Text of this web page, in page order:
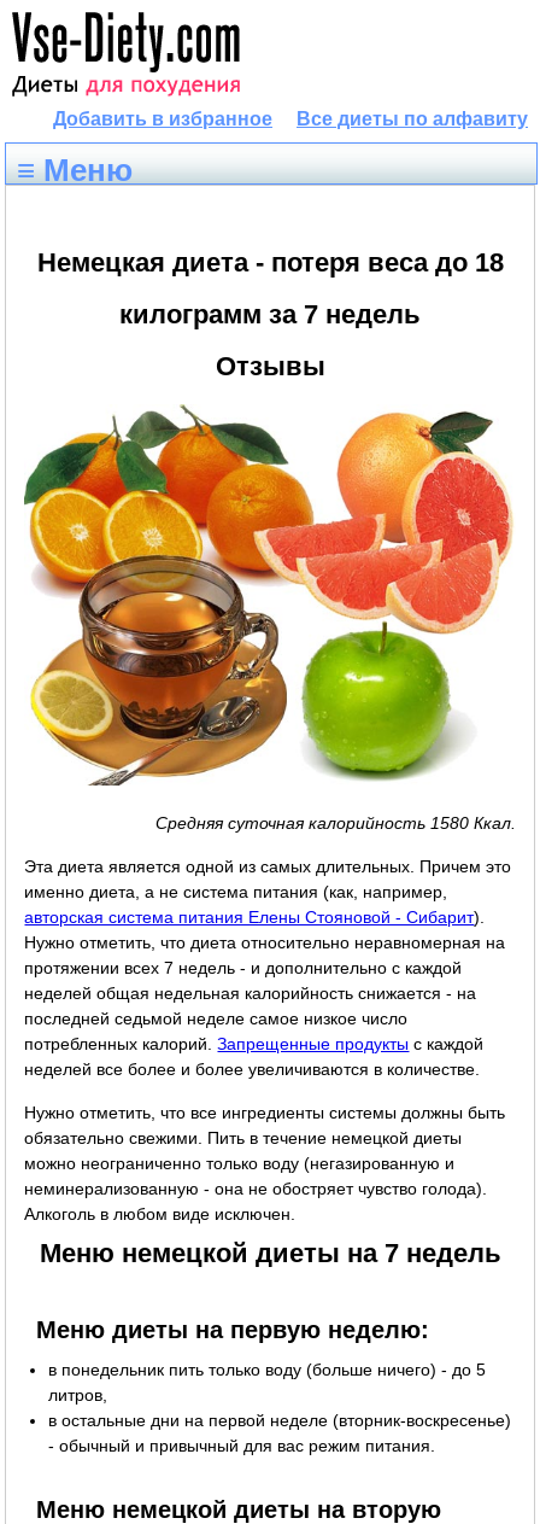
Все диеты по алфавиту
Добавить в избранное
≡ Меню
Немецкая диета - потеря веса до 18
килограмм за 7 недель
Отзывы
Средняя суточная калорийность 1580 Ккал.
Эта диета является одной из самых длительных. Причем это
именно диета, а не система питания (как, например,
авторская система питания Елены Стояновой - Сибарит).
Нужно отметить, что диета относительно неравномерная на
протяжении всех 7 недель - и дополнительно с каждой
неделей общая недельная калорийность снижается - на
последней седьмой неделе самое низкое число
потребленных калорий.Запрещенные продукты с каждой
неделей все более и более увеличиваются в количестве.
Нужно отметить, что все ингредиенты системы должны быть
обязательно свежими. Пить в течение немецкой диеты
можно неограниченно только воду (негазированную и
неминерализованную - она не обостряет чувство голода).
Алкоголь в любом виде исключен.
Меню немецкой диеты на 7 недель
Меню диеты на первую неделю:
в понедельник пить только воду (больше ничего) - до 5
литров,
в остальные дни на первой неделе (вторник-воскресенье)
- обычный и привычный для вас режим питания.
Меню немецкой диеты на вторую